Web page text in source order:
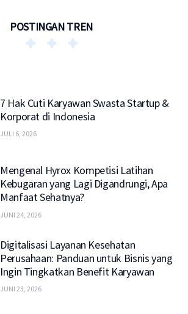
POSTINGAN TREN
7 Hak Cuti Karyawan Swasta Startup &
Korporat di Indonesia
JULI 6, 2026
Mengenal Hyrox Kompetisi Latihan
Kebugaran yang Lagi Digandrungi, Apa
Manfaat Sehatnya?
JUNI 24, 2026
Digitalisasi Layanan Kesehatan
Perusahaan: Panduan untuk Bisnis yang
Ingin Tingkatkan Benefit Karyawan
JUNI 23, 2026